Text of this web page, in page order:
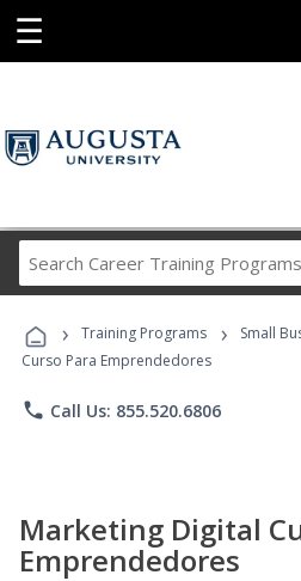
☰
Career
› Training Programs › Small
Curso Para Emprendedores
phone Call Us: 855.520.6806
Marketing Digital
Emprendedores